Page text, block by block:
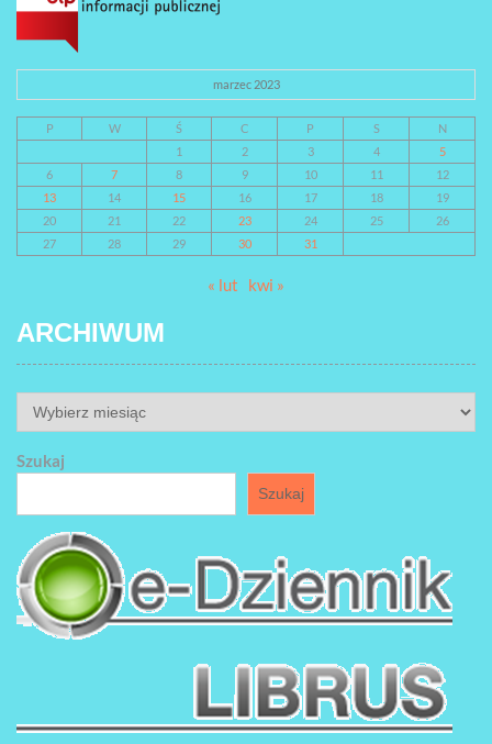
marzec 2023
P W Ś C P S
N
1
2 3 4
5
6
7 8 9 10 11
12
13
14 15 16 17 18
19
20
21 22 23 24 25
26
27
28 29 30 31
« lut kwi »
ARCHIWUM
ARCHIWUM
Szukaj
Szukaj